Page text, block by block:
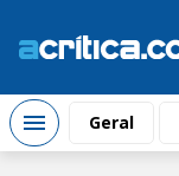
Geral